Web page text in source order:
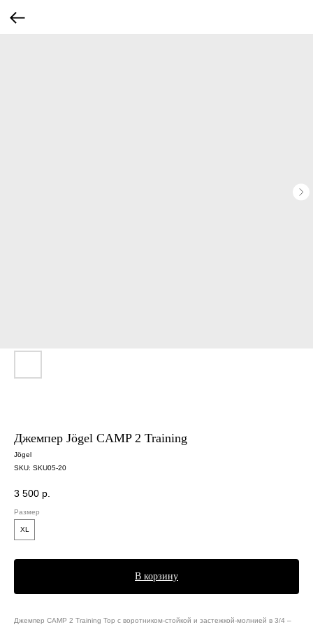
Джемпер Jögel CAMP 2 Training
Jögel
SKU: SKU05-20
3 500 р.
Размер
XL
В корзину
Джемпер CAMP 2 Training Top с воротником-стойкой и застежкой-молнией в 3/4 –